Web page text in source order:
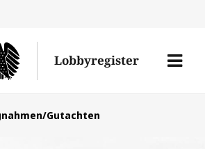
Lobbyregister
Menü
Gutachten